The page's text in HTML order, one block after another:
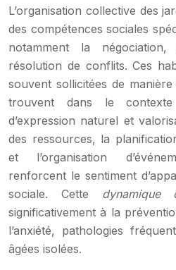
L’organisation collective des
des compétences sociales
notamment la
résolution de conflits. Ces
souvent sollicitées de manière
trouvent dans le
d’expression naturel et
des ressources, la
et l’organisation
renforcent le sentiment
sociale. Cette dynamique
significativement à la
l’anxiété, pathologies
âgées isolées.